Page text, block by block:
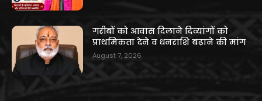
गरीबों को आवास दिलाने दिव्यांगों को
प्राथमिकता देने व धनराशि बढ़ाने की मांग
August 7, 2026